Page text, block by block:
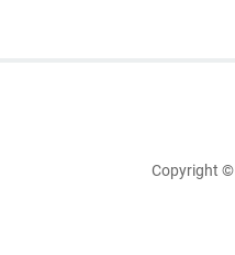
Copyright ©